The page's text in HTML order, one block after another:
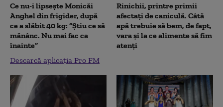
Ce nu-i lipsește Monicăi
Anghel din frigider, după
ce a slăbit 40 kg: “Știu ce să
mănânc. Nu mai fac ca
înainte”
Descarcă aplicația Pro FM
Rinichii, printre primii
afectați de caniculă. Câtă
apă trebuie să bem, de fapt,
vara și la ce alimente să fim
atenți